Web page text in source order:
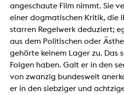
angeschaute Film nimmt. Sie
einer dogmatischen Kritik, die
starren Regelwerk deduziert;
aus dem Politischen oder
gehörte keinem Lager zu. Das
Folgen haben. Galt er in den
von zwanzig bundesweit
er in den siebziger und